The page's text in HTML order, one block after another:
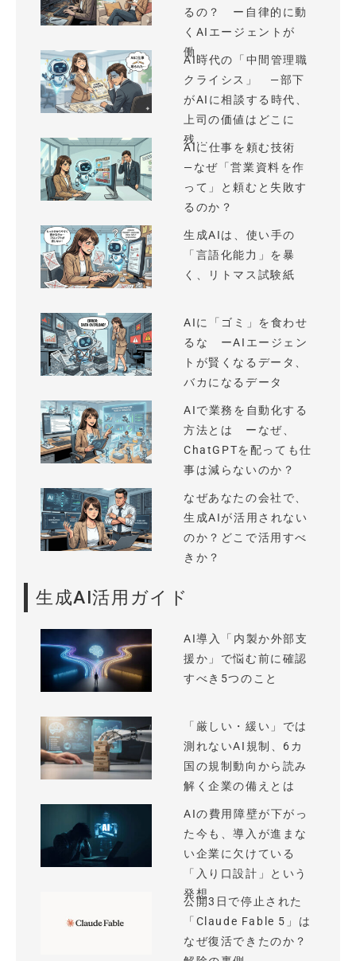
るの？ ー自律的に動
くAIエージェントが
働...
AI時代の「中間管理職
クライシス」 —部下
がAIに相談する時代、
上司の価値はどこに
残...
AIに仕事を頼む技術
—なぜ「営業資料を作
って」と頼むと失敗す
るのか？
生成AIは、使い手の
「言語化能力」を暴
く、リトマス試験紙
AIに「ゴミ」を食わせ
るな ーAIエージェン
トが賢くなるデータ、
バカになるデータ
AIで業務を自動化する
方法とは ーなぜ、
ChatGPTを配っても仕
事は減らないのか？
なぜあなたの会社で、
生成AIが活用されない
のか？どこで活用すべ
きか？
生成AI活用ガイド
AI導入「内製か外部支
援か」で悩む前に確認
すべき5つのこと
「厳しい・緩い」では
測れないAI規制、6カ
国の規制動向から読み
解く企業の備えとは
AIの費用障壁が下がっ
た今も、導入が進まな
い企業に欠けている
「入り口設計」という
発想
公開3日で停止された
「Claude Fable 5」は
なぜ復活できたのか？